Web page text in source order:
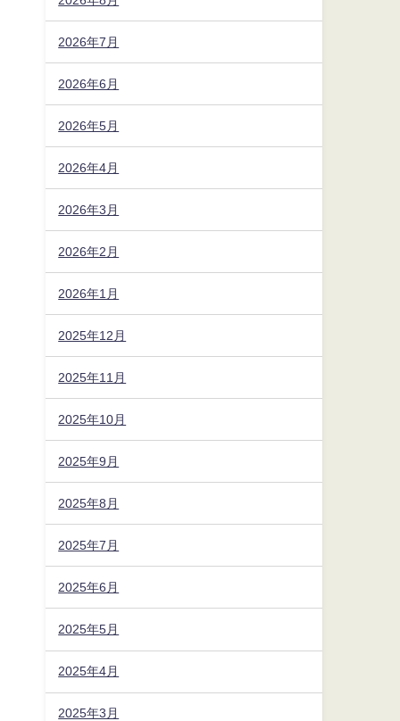
2026年7月
2026年6月
2026年5月
2026年4月
2026年3月
2026年2月
2026年1月
2025年12月
2025年11月
2025年10月
2025年9月
2025年8月
2025年7月
2025年6月
2025年5月
2025年4月
2025年3月